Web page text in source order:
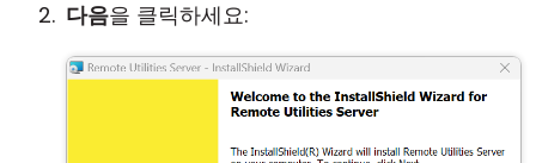
다음을 클릭하세요: